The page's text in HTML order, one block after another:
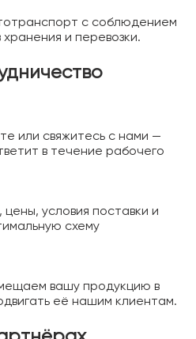
с соблюдением
и перевозки.
или свяжитесь с нами —
в течение рабочего
условия поставки и
схему
вашу продукцию в
её нашим клиентам.